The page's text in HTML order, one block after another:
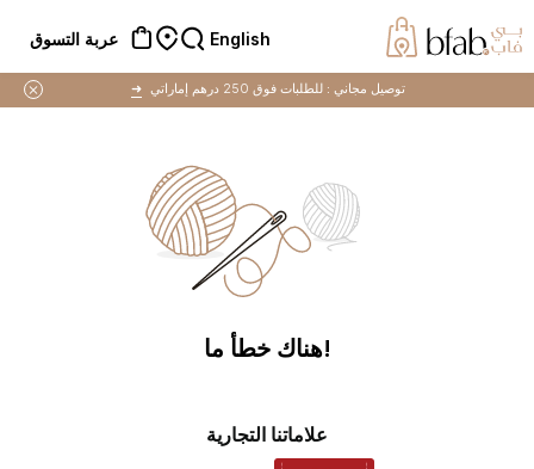
English عربة التسوق
توصيل مجاني : للطلبات فوق 250 درهم إماراتي ➜
!هناك خطأ ما
علاماتنا التجارية